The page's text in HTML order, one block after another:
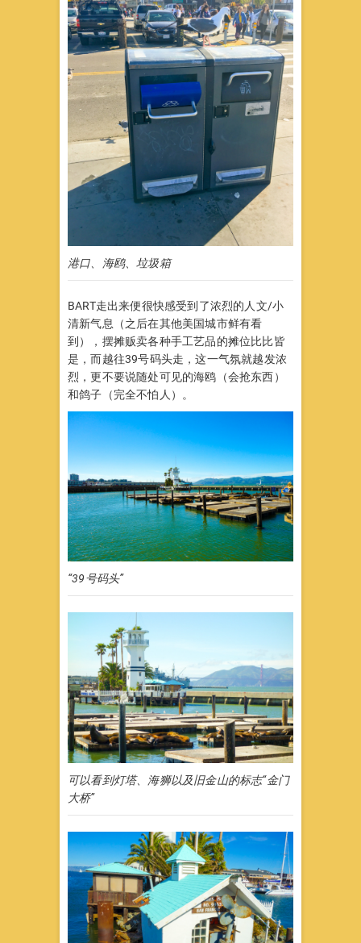
港口、海鸥、垃圾箱
BART走出来便很快感受到了浓烈的人文/小
清新气息（之后在其他美国城市鲜有看
到），摆摊贩卖各种手工艺品的摊位比比皆
是，而越往39号码头走，这一气氛就越发浓
烈，更不要说随处可见的海鸥（会抢东西）
和鸽子（完全不怕人）。
“39号码头”
可以看到灯塔、海狮以及旧金山的标志“金门
大桥”